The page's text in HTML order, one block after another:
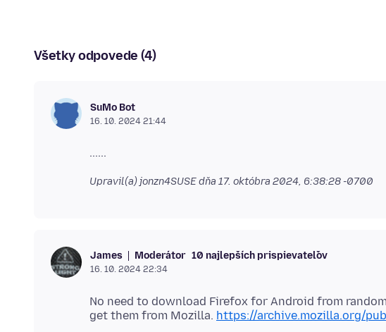
Všetky odpovede (4)
SuMo Bot
16. 10. 2024 21:44
Upravil(a) jonzn4SUSE dňa 17. októbra 2024, 6:38:28 -0700
James Moderátor 10 najlepších prispievateľov
16. 10. 2024 22:34
No need to download Firefox for Android from
get them from Mozilla. https://archive.mozilla.org/